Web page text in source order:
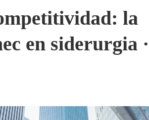
la
en siderurgia